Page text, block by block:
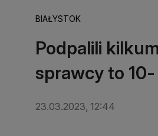
BIAŁYSTOK
Podpalili
sprawcy to 10-
23.03.2023, 12:44